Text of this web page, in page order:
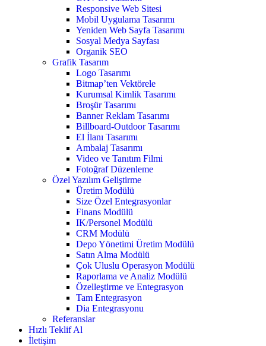
Responsive Web Sitesi
Mobil Uygulama Tasarımı
Yeniden Web Sayfa Tasarımı
Sosyal Medya Sayfası
Organik SEO
Grafik Tasarım
Logo Tasarımı
Bitmap’ten Vektörele
Kurumsal Kimlik Tasarımı
Broşür Tasarımı
Banner Reklam Tasarımı
Billboard-Outdoor Tasarımı
El İlanı Tasarımı
Ambalaj Tasarımı
Video ve Tanıtım Filmi
Fotoğraf Düzenleme
Özel Yazılım Geliştirme
Üretim Modülü
Size Özel Entegrasyonlar
Finans Modülü
IK/Personel Modülü
CRM Modülü
Depo Yönetimi Üretim Modülü
Satın Alma Modülü
Çok Uluslu Operasyon Modülü
Raporlama ve Analiz Modülü
Özelleştirme ve Entegrasyon
Tam Entegrasyon
Dia Entegrasyonu
Referanslar
Hızlı Teklif Al
İletişim